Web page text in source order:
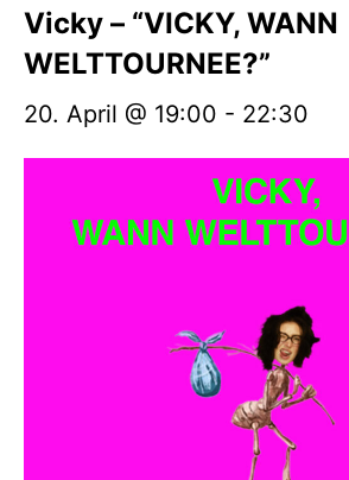
Vicky – “VICKY, WANN
WELTTOURNEE?”
20. April @ 19:00 - 22:30